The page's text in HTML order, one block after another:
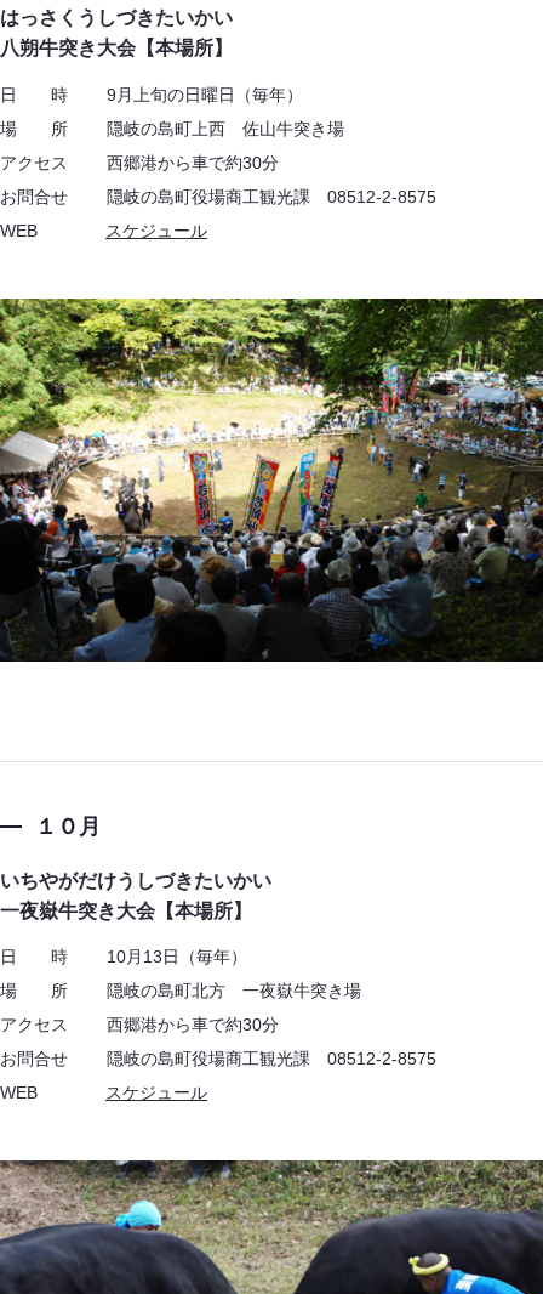
はっさくうしづきたいかい
八朔牛突き大会【本場所】
日 時 9月上旬の日曜日（毎年）
場 所 隠岐の島町上西 佐山牛突き場
アクセス 西郷港から車で約30分
お問合せ 隠岐の島町役場商工観光課 08512-2-8575
WEB
スケジュール
１０月
いちやがだけうしづきたいかい
一夜嶽牛突き大会【本場所】
日 時 10月13日（毎年）
場 所 隠岐の島町北方 一夜嶽牛突き場
アクセス 西郷港から車で約30分
お問合せ 隠岐の島町役場商工観光課 08512-2-8575
WEB
スケジュール